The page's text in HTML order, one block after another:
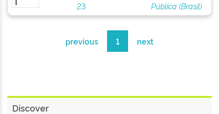
23
Pública (Brasil)
previous 1 next
Discover